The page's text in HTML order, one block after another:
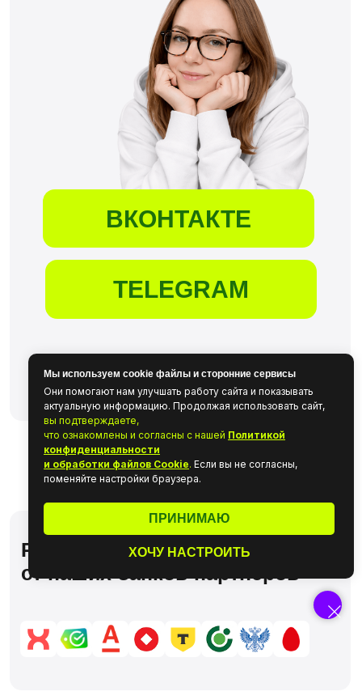
Мы используем cookie файлы и сторонние сервисы
Они помогают нам улучшать работу сайта и показывать
актуальную информацию. Продолжая использовать сайт,
вы подтверждаете,
что ознакомлены и согласны с нашей Политикой
конфиденциальности
и обработки файлов Cookie. Если вы не согласны,
поменяйте настройки браузера.
ПРИНИМАЮ
ХОЧУ НАСТРОИТЬ